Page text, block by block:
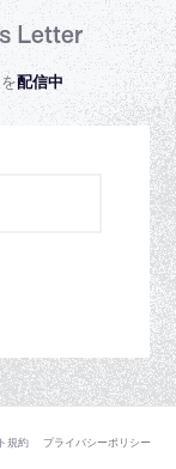
Letter
配信中
規約 プライバシーポリシー